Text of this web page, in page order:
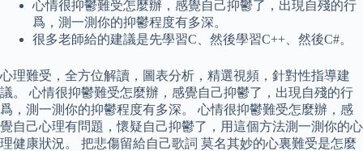
心情很抑鬱難受怎麼辦，感覺自己抑鬱了，出現自殘的行
爲，測一測你的抑鬱程度有多深。
很多老師給的建議是先學習C、然後學習C++、然後C#。
心理難受，全方位解讀，圖表分析，精選視頻，針對性指導建
議。 心情很抑鬱難受怎麼辦，感覺自己抑鬱了，出現自殘的行
爲，測一測你的抑鬱程度有多深。 心情很抑鬱難受怎麼辦，感
覺自己心理有問題，懷疑自己抑鬱了，用這個方法測一測你的心
理健康狀況。 把悲傷留給自己歌詞 莫名其妙的心裏難受是怎麼